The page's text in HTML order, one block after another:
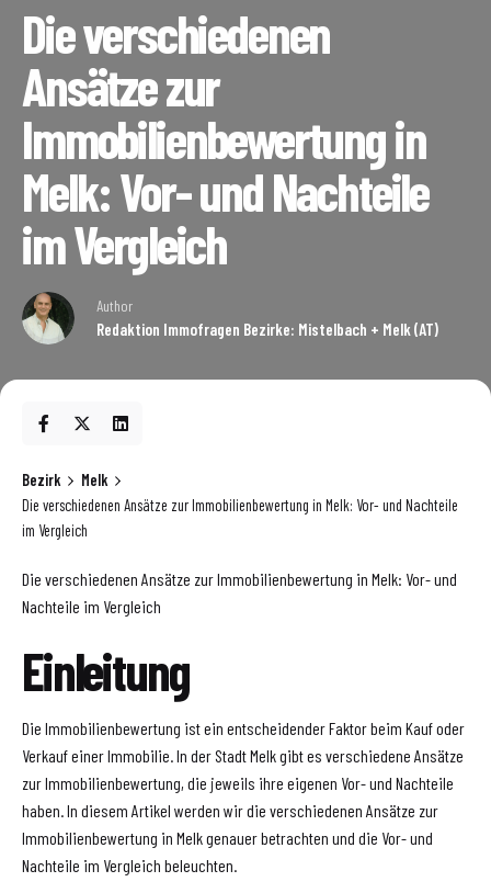
Die verschiedenen
Ansätze zur
Immobilienbewertung in
Melk: Vor- und Nachteile
im Vergleich
Author
Redaktion Immofragen Bezirke: Mistelbach + Melk (AT)
Bezirk
Melk
Die verschiedenen Ansätze zur Immobilienbewertung in Melk: Vor- und Nachteile
im Vergleich
Die verschiedenen Ansätze zur Immobilienbewertung in Melk: Vor- und
Nachteile im Vergleich
Einleitung
Die Immobilienbewertung ist ein entscheidender Faktor beim Kauf oder
Verkauf einer Immobilie. In der Stadt Melk gibt es verschiedene Ansätze
zur Immobilienbewertung, die jeweils ihre eigenen Vor- und Nachteile
haben. In diesem Artikel werden wir die verschiedenen Ansätze zur
Immobilienbewertung in Melk genauer betrachten und die Vor- und
Nachteile im Vergleich beleuchten.